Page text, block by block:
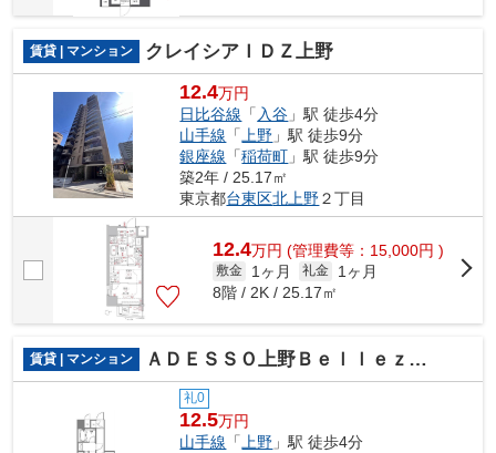
賃貸 | マンション クレイシアＩＤＺ上野
12.4万円
日比谷線 「 入谷 」駅 徒歩4分
山手線 「上野 」駅 徒歩9分
銀座線 「稲荷町 」駅 徒歩9分
築2年 / 25.17㎡
東京都台東区北上野２丁目
12.4万円 (管理費等：15,000円 )
敷金 1ヶ月 礼金
1ヶ月
8階 / 2K / 25.17㎡
賃貸 | マンション ＡＤＥＳＳＯ上野Ｂｅｌｌｅｚｚａ
礼0
12.5万円
山手線 「 上野 」駅 徒歩4分